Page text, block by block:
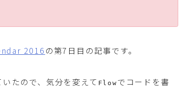
2016 の第7日目の記事です。
たので、気分を変えて Flow でコードを書